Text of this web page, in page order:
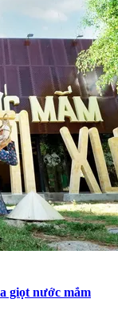
giọt nước mắm